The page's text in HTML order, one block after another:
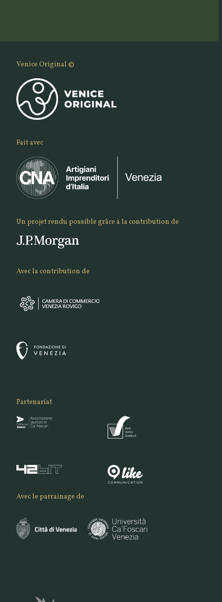
Venice Original ©
Fait avec
Un projet rendu possible grâce à la contribution de
Avec la contribution de
Partenariat
Avec le parrainage de